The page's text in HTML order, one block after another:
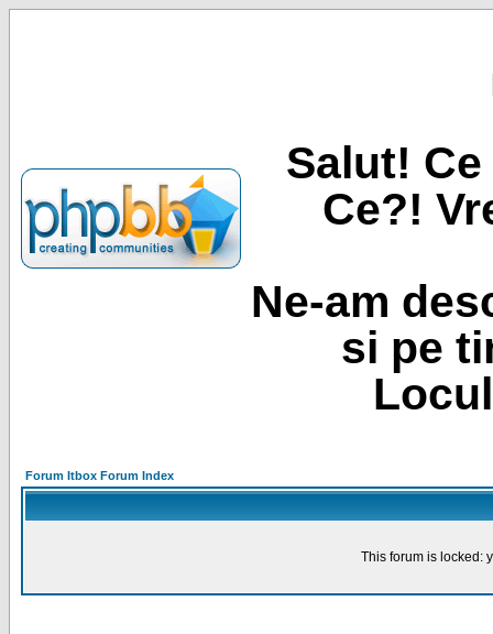
Salut!
Ce?!
Ne-am
si pe
Forum Itbox Forum Index
This forum is locked: